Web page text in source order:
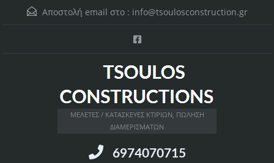
Αποστολή email στο : info@tsoulosconstruction.gr
ΜΕΛΕΤΕΣ / ΚΑΤΑΣΚΕΥΕΣ ΚΤΙΡΙΩΝ, ΠΩΛΗΣΗ
ΔΙΑΜΕΡΙΣΜΑΤΩΝ
6974070715